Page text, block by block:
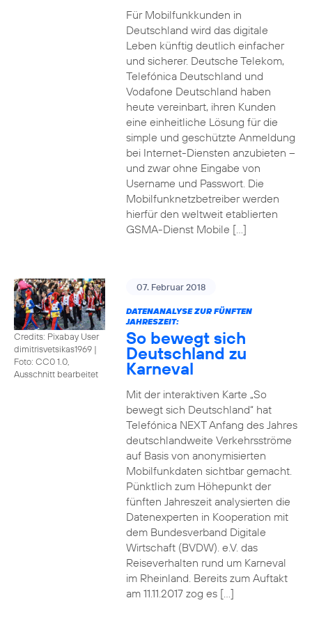
Für Mobilfunkkunden in
Deutschland wird das digitale
Leben künftig deutlich einfacher
und sicherer. Deutsche Telekom,
Telefónica Deutschland und
Vodafone Deutschland haben
heute vereinbart, ihren Kunden
eine einheitliche Lösung für die
simple und geschützte Anmeldung
bei Internet-Diensten anzubieten –
und zwar ohne Eingabe von
Username und Passwort. Die
Mobilfunknetzbetreiber werden
hierfür den weltweit etablierten
GSMA-Dienst Mobile […]
Credits: Pixabay User
dimitrisvetsikas1969 |
Foto: CC0 1.0,
Ausschnitt bearbeitet
07. Februar 2018
DATENANALYSE ZUR FÜNFTEN
JAHRESZEIT:
So bewegt sich
Deutschland zu
Karneval
Mit der interaktiven Karte „So
bewegt sich Deutschland“ hat
Telefónica NEXT Anfang des Jahres
deutschlandweite Verkehrsströme
auf Basis von anonymisierten
Mobilfunkdaten sichtbar gemacht.
Pünktlich zum Höhepunkt der
fünften Jahreszeit analysierten die
Datenexperten in Kooperation mit
dem Bundesverband Digitale
Wirtschaft (BVDW). e.V. das
Reiseverhalten rund um Karneval
im Rheinland. Bereits zum Auftakt
am 11.11.2017 zog es […]